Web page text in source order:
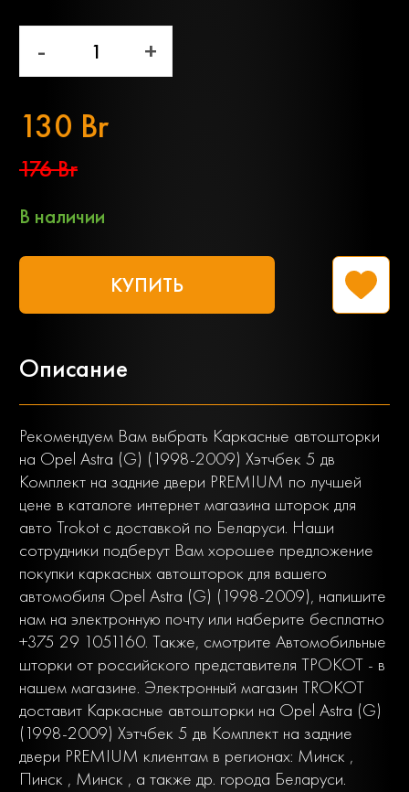
- +
130 Br
176 Br
В наличии
КУПИТЬ
Описание
Рекомендуем Вам выбрать Каркасные автошторки
на Opel Astra (G) (1998-2009) Хэтчбек 5 дв
Комплект на задние двери PREMIUM по лучшей
цене в каталоге интернет магазина шторок для
авто Trokot с доставкой по Беларуси. Наши
сотрудники подберут Вам хорошее предложение
покупки каркасных автошторок для вашего
автомобиля Opel Astra (G) (1998-2009), напишите
нам на электронную почту или наберите бесплатно
+375 29 1051160. Также, смотрите Автомобильные
шторки от российского представителя ТРОКОТ - в
нашем магазине. Электронный магазин TROKOT
доставит Каркасные автошторки на Opel Astra (G)
(1998-2009) Хэтчбек 5 дв Комплект на задние
двери PREMIUM клиентам в регионах: Минск ,
Пинск , Минск , а также др. города Беларуси.